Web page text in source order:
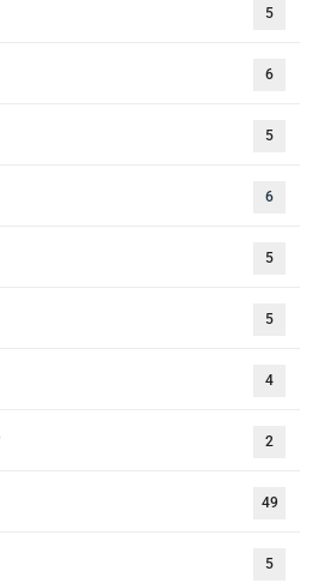
5
6
5
6
5
5
4
2
49
5